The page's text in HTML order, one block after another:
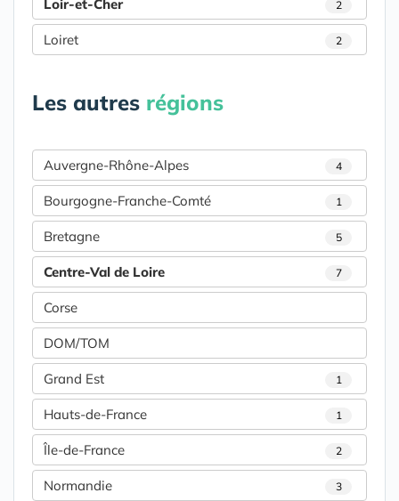
Loir-et-Cher 2
Loiret 2
Les autres régions
Auvergne-Rhône-Alpes 4
Bourgogne-Franche-Comté 1
Bretagne 5
Centre-Val de Loire 7
Corse
DOM/TOM
Grand Est 1
Hauts-de-France 1
Île-de-France 2
Normandie 3